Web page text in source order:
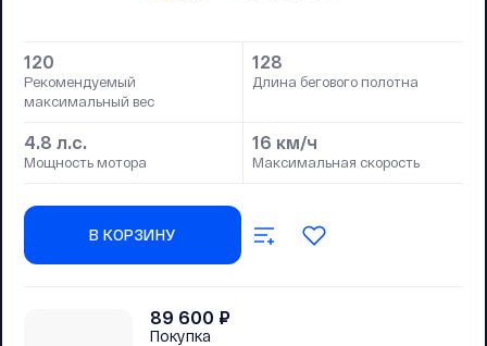
120
Рекомендуемый
максимальный вес
128
Длина бегового полотна
4.8 л.с.
Мощность мотора
16 км/ч
Максимальная скорость
В КОРЗИНУ
89 600 ₽
Покупка